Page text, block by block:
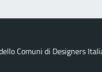
Comuni di Designers